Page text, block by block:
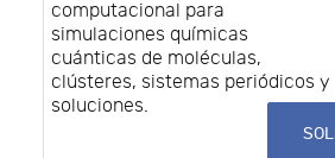
computacional para
simulaciones químicas
cuánticas de moléculas,
clústeres, sistemas periódicos y
soluciones.